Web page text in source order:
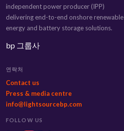
independent power producer (IPP)
delivering end-to-end onshore renewable
energy and battery storage solutions.
bp 그룹사
연락처
Contact us
Press & media centre
info@lightsourcebp.com
FOLLOW US